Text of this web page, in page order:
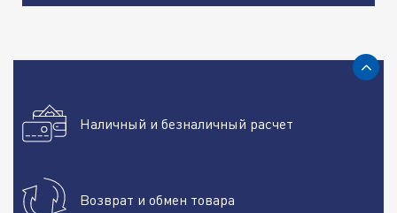
Наличный и безналичный расчет
Возврат и обмен товара